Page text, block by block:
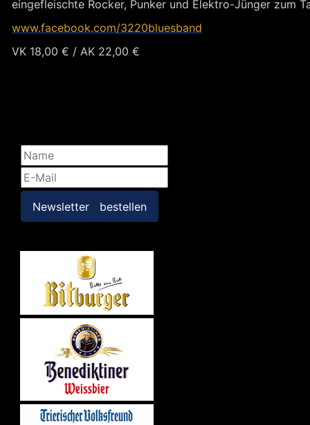
eingefleischte Rocker, Punker und Elektro-Jünger zum
www.facebook.com/3220bluesband
VK 18,00 € / AK 22,00 €